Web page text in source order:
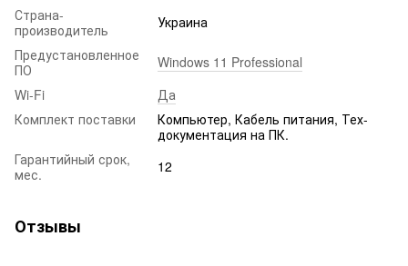
Страна-
производитель
Украина
Предустановленное
ПО
Windows 11 Professional
Wi-Fi
Да
Комплект поставки
Компьютер, Кабель питания, Тех-
документация на ПК.
Гарантийный срок,
мес.
12
Отзывы